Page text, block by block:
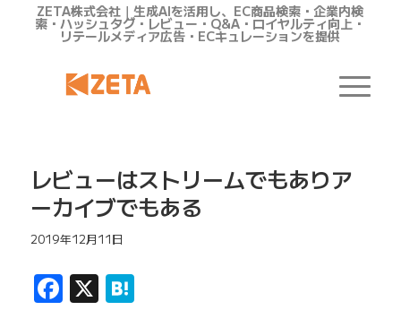
ZETA株式会社｜生成AIを活用し、EC商品検索・企業内検
索・ハッシュタグ・レビュー・Q&A・ロイヤルティ向上・
リテールメディア広告・ECキュレーションを提供
レビューはストリームでもありア
ーカイブでもある
2019年12月11日
Facebook
X Hatena